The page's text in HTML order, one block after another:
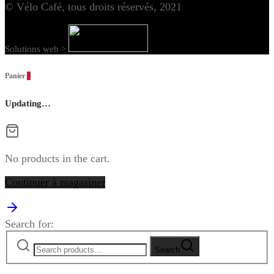
© Vélo Café, tous droits réservés, 2021
Solutions web >
Panier
Updating…
No products in the cart.
Continuer à magasiner
Search for:
Search